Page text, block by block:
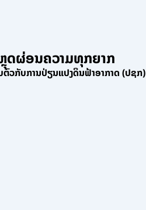
ດຜ່ອນຄວາມທຸກຍາກ
ຕົວກັບການປ່ຽນແປງດິນຟ້າອາກາດ (ປຊກ)